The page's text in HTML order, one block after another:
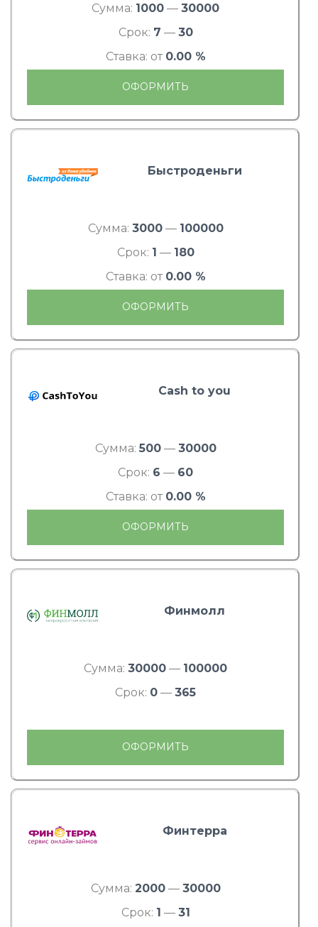
Сумма: 1000 — 30000
Срок: 7 — 30
Ставка: от 0.00 %
ОФОРМИТЬ
Быстроденьги
Сумма: 3000— 100000
Срок: 1 — 180
Ставка: от 0.00 %
ОФОРМИТЬ
Cash to you
Сумма: 500— 30000
Срок: 6 — 60
Ставка: от 0.00 %
ОФОРМИТЬ
Финмолл
Сумма: 30000 — 100000
Срок: 0 — 365
ОФОРМИТЬ
Финтерра
Сумма: 2000— 30000
Срок: 1 — 31